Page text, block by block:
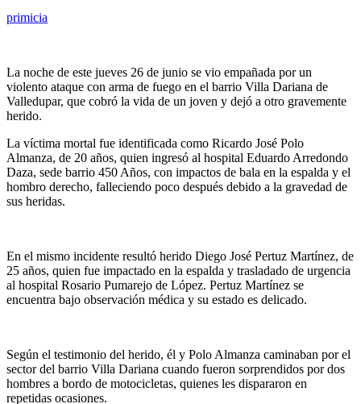
primicia
La noche de este jueves 26 de junio se vio empañada por un
violento ataque con arma de fuego en el barrio Villa Dariana de
Valledupar, que cobró la vida de un joven y dejó a otro gravemente
herido.
La víctima mortal fue identificada como Ricardo José Polo
Almanza, de 20 años, quien ingresó al hospital Eduardo Arredondo
Daza, sede barrio 450 Años, con impactos de bala en la espalda y el
hombro derecho, falleciendo poco después debido a la gravedad de
sus heridas.
En el mismo incidente resultó herido Diego José Pertuz Martínez, de
25 años, quien fue impactado en la espalda y trasladado de urgencia
al hospital Rosario Pumarejo de López. Pertuz Martínez se
encuentra bajo observación médica y su estado es delicado.
Según el testimonio del herido, él y Polo Almanza caminaban por el
sector del barrio Villa Dariana cuando fueron sorprendidos por dos
hombres a bordo de motocicletas, quienes les dispararon en
repetidas ocasiones.